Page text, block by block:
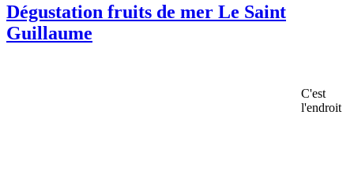
Dégustation fruits de mer Le Saint
Guillaume
C'est
l'endroit